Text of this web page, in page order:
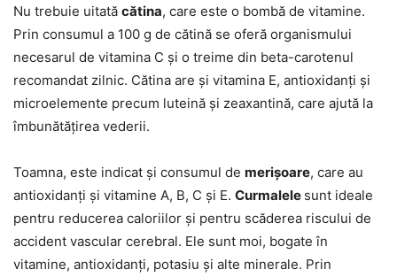
Nu trebuie uitată cătina, care este o bombă de vitamine.
Prin consumul a 100 g de cătină se oferă organismului
necesarul de vitamina C și o treime din beta-carotenul
recomandat zilnic. Cătina are și vitamina E, antioxidanți și
microelemente precum luteină și zeaxantină, care ajută la
îmbunătățirea vederii.
Toamna, este indicat și consumul de merișoare, care au
antioxidanți și vitamine A, B, C și E. Curmalele sunt ideale
pentru reducerea caloriilor și pentru scăderea riscului de
accident vascular cerebral. Ele sunt moi, bogate în
vitamine, antioxidanți, potasiu și alte minerale. Prin